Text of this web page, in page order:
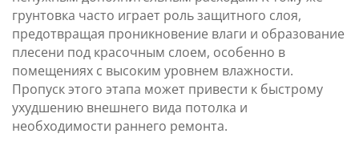
грунтовка часто играет роль защитного слоя,
предотвращая проникновение влаги и образование
плесени под красочным слоем, особенно в
помещениях с высоким уровнем влажности.
Пропуск этого этапа может привести к быстрому
ухудшению внешнего вида потолка и
необходимости раннего ремонта.